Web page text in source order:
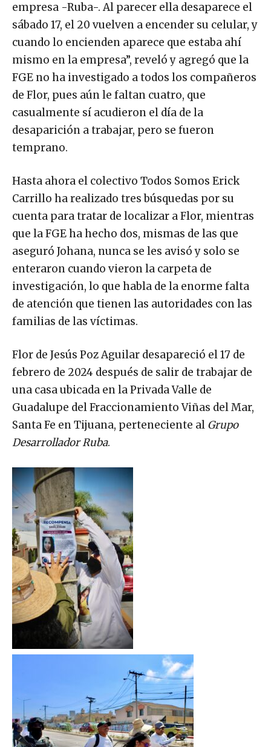
empresa -Ruba-. Al parecer ella desaparece el
sábado 17, el 20 vuelven a encender su celular, y
cuando lo encienden aparece que estaba ahí
mismo en la empresa”, reveló y agregó que la
FGE no ha investigado a todos los compañeros
de Flor, pues aún le faltan cuatro, que
casualmente sí acudieron el día de la
desaparición a trabajar, pero se fueron
temprano.
Hasta ahora el colectivo Todos Somos Erick
Carrillo ha realizado tres búsquedas por su
cuenta para tratar de localizar a Flor, mientras
que la FGE ha hecho dos, mismas de las que
aseguró Johana, nunca se les avisó y solo se
enteraron cuando vieron la carpeta de
investigación, lo que habla de la enorme falta
de atención que tienen las autoridades con las
familias de las víctimas.
Flor de Jesús Poz Aguilar desapareció el 17 de
febrero de 2024 después de salir de trabajar de
una casa ubicada en la Privada Valle de
Guadalupe del Fraccionamiento Viñas del Mar,
Santa Fe en Tijuana, perteneciente al Grupo
Desarrollador Ruba.